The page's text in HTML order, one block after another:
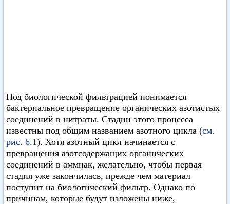
Под биологической фильтрацией понимается
бактериальное превращение органических азотистых
соединений в нитраты. Стадии этого процесса
известны под общим названием азотного цикла (см.
рис. 6.1). Хотя азотный цикл начинается с
превращения азотсодержащих органических
соединений в аммиак, желательно, чтобы первая
стадия уже закончилась, прежде чем материал
поступит на биологический фильтр. Однако по
причинам, которые будут изложены ниже,